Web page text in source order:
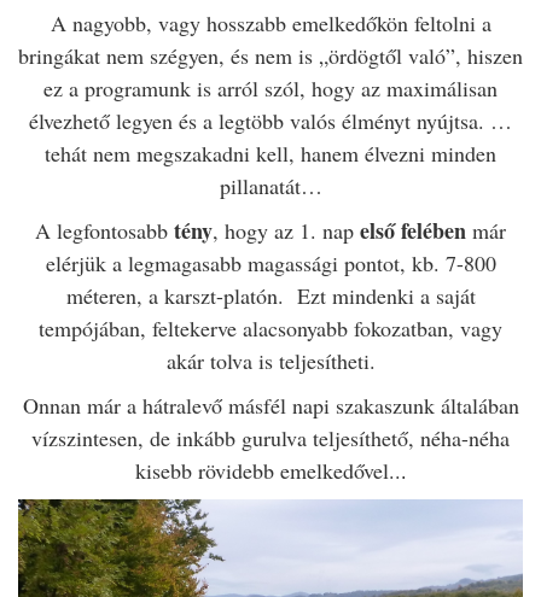
A nagyobb, vagy hosszabb emelkedőkön feltolni a
bringákat nem szégyen, és nem is „ördögtől való”, hiszen
ez a programunk is arról szól, hogy az maximálisan
élvezhető legyen és a legtöbb valós élményt nyújtsa. …
tehát nem megszakadni kell, hanem élvezni minden
pillanatát…
A legfontosabb tény, hogy az 1. nap első felében már
elérjük a legmagasabb magassági pontot, kb. 7-800
méteren, a karszt-platón. Ezt mindenki a saját
tempójában, feltekerve alacsonyabb fokozatban, vagy
akár tolva is teljesítheti.
Onnan már a hátralevő másfél napi szakaszunk általában
vízszintesen, de inkább gurulva teljesíthető, néha-néha
kisebb rövidebb emelkedővel...